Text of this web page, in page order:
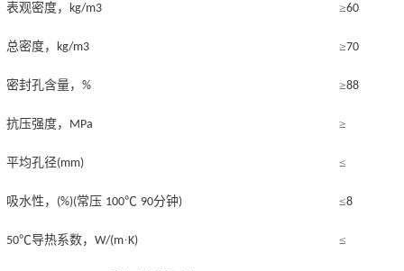
表观密度， kg/m3 ≥60
总密度， kg/m3 ≥70
密封孔含量， % ≥88
抗压强度， MPa ≥
平均孔径(mm) ≤
吸水性， (%)(常压 100℃ 90分钟) ≤8
50℃导热系数， W/(m·K) ≤